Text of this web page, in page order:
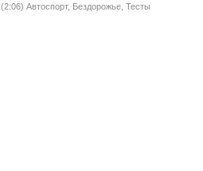
(2:06) Автоспорт, Бездорожье, Тесты